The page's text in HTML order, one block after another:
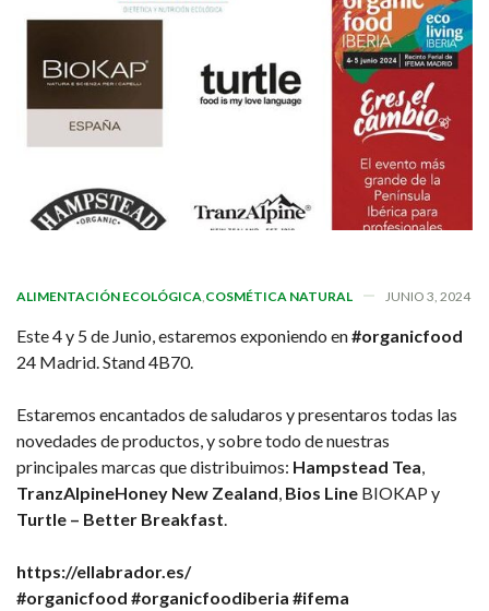
ALIMENTACIÓN ECOLÓGICA COSMÉTICA NATURAL JUNIO 3, 2024
Este 4 y 5 de Junio, estaremos exponiendo en#organicfood
24 Madrid. Stand 4B70.
Estaremos encantados de saludaros y presentaros todas las
novedades de productos, y sobre todo de nuestras
principales marcas que distribuimos: Hampstead Tea
TranzAlpineHoney New Zealand Bios Line BIOKAP y
Turtle – Better Breakfast
https://ellabrador.es/
#organicfood #organicfoodiberia #ifema